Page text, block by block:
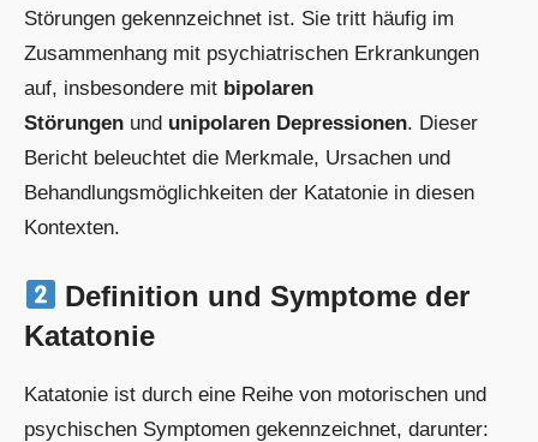
Störungen gekennzeichnet ist. Sie tritt häufig im
Zusammenhang mit psychiatrischen Erkrankungen
auf, insbesondere mit bipolaren
Störungen und unipolaren Depressionen. Dieser
Bericht beleuchtet die Merkmale, Ursachen und
Behandlungsmöglichkeiten der Katatonie in diesen
Kontexten.
Definition und Symptome der
Katatonie
Katatonie ist durch eine Reihe von motorischen und
psychischen Symptomen gekennzeichnet, darunter: